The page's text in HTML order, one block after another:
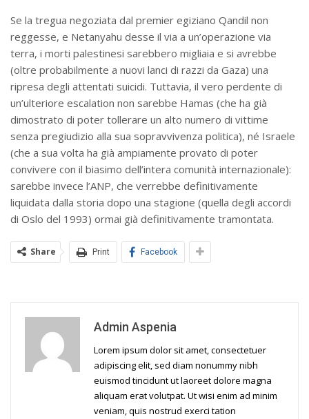
Se la tregua negoziata dal premier egiziano Qandil non
reggesse, e Netanyahu desse il via a un’operazione via
terra, i morti palestinesi sarebbero migliaia e si avrebbe
(oltre probabilmente a nuovi lanci di razzi da Gaza) una
ripresa degli attentati suicidi. Tuttavia, il vero perdente di
un’ulteriore escalation non sarebbe Hamas (che ha già
dimostrato di poter tollerare un alto numero di vittime
senza pregiudizio alla sua sopravvivenza politica), né Israele
(che a sua volta ha già ampiamente provato di poter
convivere con il biasimo dell’intera comunità internazionale):
sarebbe invece l’ANP, che verrebbe definitivamente
liquidata dalla storia dopo una stagione (quella degli accordi
di Oslo del 1993) ormai già definitivamente tramontata.
Share Print Facebook
Admin Aspenia
Lorem ipsum dolor sit amet, consectetuer
adipiscing elit, sed diam nonummy nibh
euismod tincidunt ut laoreet dolore magna
aliquam erat volutpat. Ut wisi enim ad minim
veniam, quis nostrud exerci tation